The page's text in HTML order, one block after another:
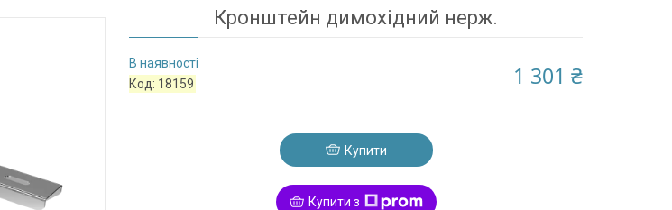
Кронштейн димохідний нерж.
В наявності
Код: 18159 1 301 ₴
Купити
Купити з